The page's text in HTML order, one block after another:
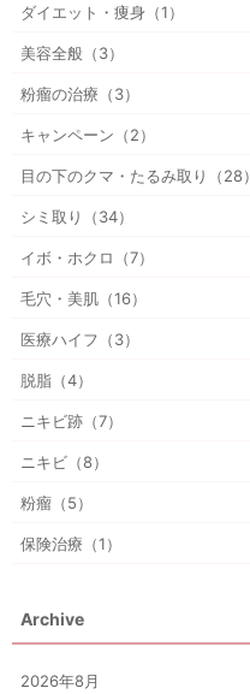
ダイエット・痩身（1）
美容全般（3）
粉瘤の治療（3）
キャンペーン（2）
目の下のクマ・たるみ取り（28）
シミ取り（34）
イボ・ホクロ（7）
毛穴・美肌（16）
医療ハイフ（3）
脱脂（4）
ニキビ跡（7）
ニキビ（8）
粉瘤（5）
保険治療（1）
Archive
2026年8月